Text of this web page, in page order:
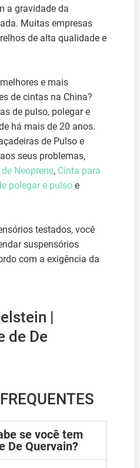
a gravidade da
Muitas empresas
de alta qualidade e
e mais
de cintas na China?
de pulso, polegar e
há mais de 20 anos.
de Pulso e
seus problemas,
Neoprene, Cinta para
polegar e pulso e
testados, você
suspensórios
com a exigência da
|
de De
se você tem
De Quervain?